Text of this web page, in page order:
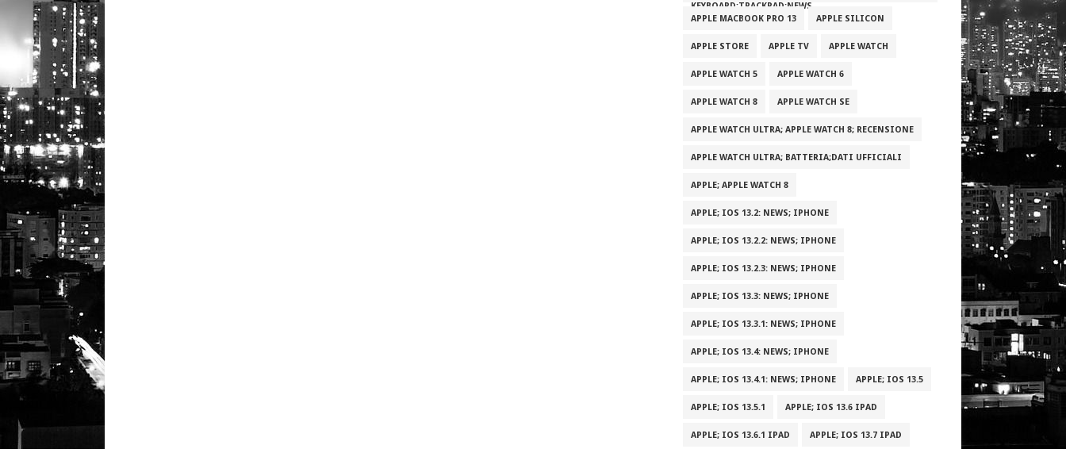
KEYBOARD;TRACKPAD;NEWS
APPLE MACBOOK PRO 13
APPLE SILICON
APPLE STORE APPLE TV APPLE WATCH
APPLE WATCH 5 APPLE WATCH 6
APPLE WATCH 8 APPLE WATCH SE
APPLE WATCH ULTRA; APPLE WATCH 8; RECENSIONE
APPLE WATCH ULTRA; BATTERIA;DATI UFFICIALI
APPLE; APPLE WATCH 8
APPLE; IOS 13.2: NEWS; IPHONE
APPLE; IOS 13.2.2: NEWS; IPHONE
APPLE; IOS 13.2.3: NEWS; IPHONE
APPLE; IOS 13.3: NEWS; IPHONE
APPLE; IOS 13.3.1: NEWS; IPHONE
APPLE; IOS 13.4: NEWS; IPHONE
APPLE; IOS 13.4.1: NEWS; IPHONE APPLE; IOS 13.5
APPLE; IOS 13.5.1 APPLE; IOS 13.6 IPAD
APPLE; IOS 13.6.1 IPAD APPLE; IOS 13.7 IPAD